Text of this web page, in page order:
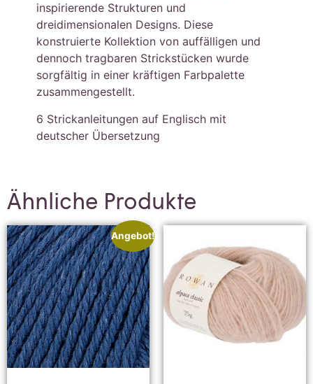
inspirierende Strukturen und
dreidimensionalen Designs. Diese
konstruierte Kollektion von auffälligen und
dennoch tragbaren Strickstücken wurde
sorgfältig in einer kräftigen Farbpalette
zusammengestellt.
6 Strickanleitungen auf Englisch mit
deutscher Übersetzung
Ähnliche Produkte
Angebot!